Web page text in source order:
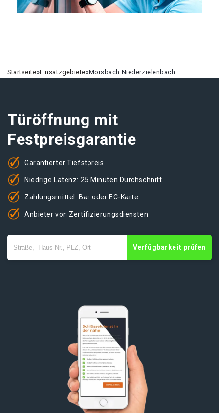
Startseite»Einsatzgebiete»Morsbach Niederzielenbach
Türöffnung mit
Festpreisgarantie
Garantierter Tiefstpreis
Niedrige Latenz: 25 Minuten Durchschnitt
Zahlungsmittel: Bar oder EC-Karte
Anbieter von Zertifizierungsdiensten
Verfügbarkeit prüfen